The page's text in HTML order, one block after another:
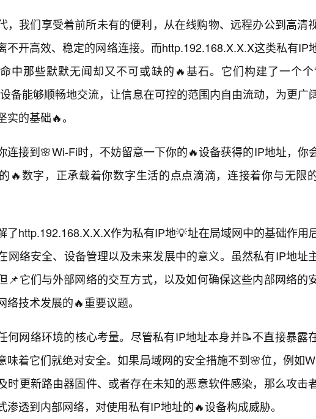
，我们享受着前所未有的便利，从在线购物、远程办公到高清视
不开高效、稳定的网络连接。而http.192.168.X.X.X这类私有IP
中那些默默无闻却又不可或缺的🔥基石。它们构建了一个个
备能够顺畅地交流，让信息在可控的范围内自由流动，为更广
的基础🔥。
连接到🌸Wi-Fi时，不妨留意一下你的🔥设备获得的IP地址，你
🔥数字，正承载着你数字生活的点点滴滴，连接着你与无限
了http.192.168.X.X.X作为私有IP地💡址在局域网中的基础作用
网络安全、设备管理以及未来发展中的意义。虽然私有IP地址
📌它们与外部网络的交互方式，以及如何确保这些内部网络的
络技术发展的🔥重要议题。
何网络环境的核心考量。尽管私有IP地址本身并📝不直接暴露
味着它们就绝对安全。如果局域网的安全措施不到🌸位，例如
时更新路由器固件、或者存在未知的恶意软件感染，那么攻击
渗透到内部网络，对使用私有IP地址的🔥设备构成威胁。